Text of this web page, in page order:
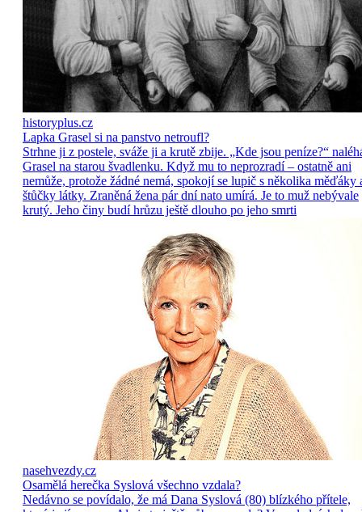
historyplus.cz
Lapka Grasel si na panstvo netroufl?
Strhne ji z postele, sváže ji a krutě zbije. „Kde jsou peníze?“
Grasel na starou švadlenku. Když mu to neprozradí – ostatně ani
nemůže, protože žádné nemá, spokojí se lupič s několika měďáky
štůčky látky. Zraněná žena pár dní nato umírá. Je to muž nebývale
krutý. Jeho činy budí hrůzu ještě dlouho po jeho smrti
nasehvezdy.cz
Osamělá herečka Syslová všechno vzdala?
Nedávno se povídalo, že má Dana Syslová (80) blízkého přítele,